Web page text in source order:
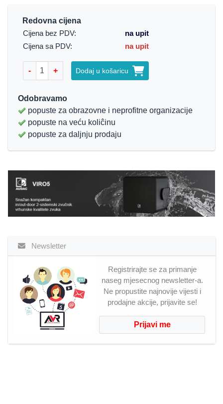
Redovna cijena
Cijena bez PDV:
na upit
Cijena sa PDV:
na upit
- + Dodaj u košaricu
Odobravamo
popuste za obrazovne i neprofitne organizacije
popuste na veću koliĉinu
popuste za daljnju prodaju
Newsletter
Registrirajte se za primanje
naseg mjesecnog newsletter-a.
Ne propustite najnovije vijesti i
prodajne akcije, prijavite se!
Prijavi me